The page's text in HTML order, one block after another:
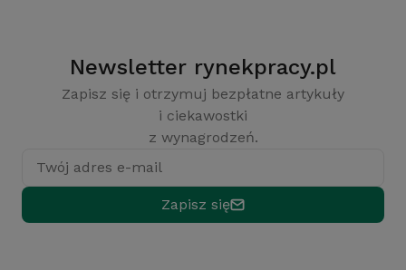
Newsletter rynekpracy.pl
Zapisz się i otrzymuj bezpłatne artykuły
i ciekawostki
z wynagrodzeń.
Twój adres e-mail
Zapisz się